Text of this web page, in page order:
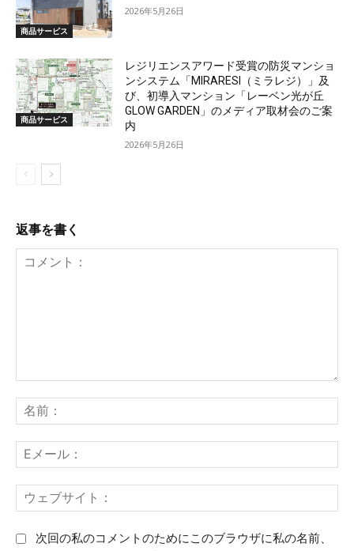
商品サービス
2026年5月26日
商品サービス
レジリエンスアワード受賞の防災マンショ
ンシステム「MIRARESI（ミラレジ）」及
び、初導入マンション「レーベン光が丘
GLOW GARDEN」のメディア取材会のご案
内
2026年5月26日
返事を書く
メ
ト
：
前
メ
ル
ェ
次回の私のコメントのためにこのブラウザに私の名前、